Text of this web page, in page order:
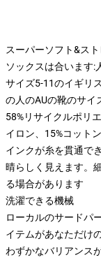
スーパーソフト&ス
ソックスは合います:
サイズ5-11のイギリ
の人のAUの靴のサイ
58%リサイクルポリ
イロン、15%コット
インクが糸を貫通で
晴らしく見えます。
る場合があります
洗濯できる機械
ローカルのサードパ
イテムがあなただけ
わずかなバリアンス